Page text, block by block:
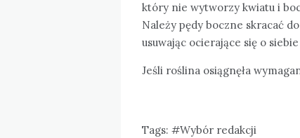
który nie wytworzy kwiatu i
Należy pędy boczne skracać
usuwając ocierające się o
Jeśli roślina osiągnęła
Tags: Wybór redakcji